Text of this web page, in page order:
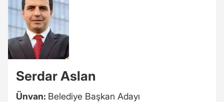
Serdar Aslan
Ünvan: Belediye Başkan Adayı